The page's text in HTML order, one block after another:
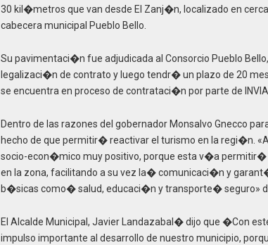
30 kil�metros que van desde El Zanj�n, localizado en
cabecera municipal Pueblo Bello.
Su pavimentaci�n fue adjudicada al Consorcio Pueblo
legalizaci�n de contrato y luego tendr� un plazo de 20
se encuentra en proceso de contrataci�n por parte de
Dentro de las razones del gobernador Monsalvo Gnecco
hecho de que permitir� reactivar el turismo en la regi�n.
socio-econ�mico muy positivo, porque esta v�a permitir�
en la zona, facilitando a su vez la� comunicaci�n y
b�sicas como� salud, educaci�n y transporte� seguro»
El Alcalde Municipal, Javier Landazabal� dijo que �Con
impulso importante al desarrollo de nuestro municipio,